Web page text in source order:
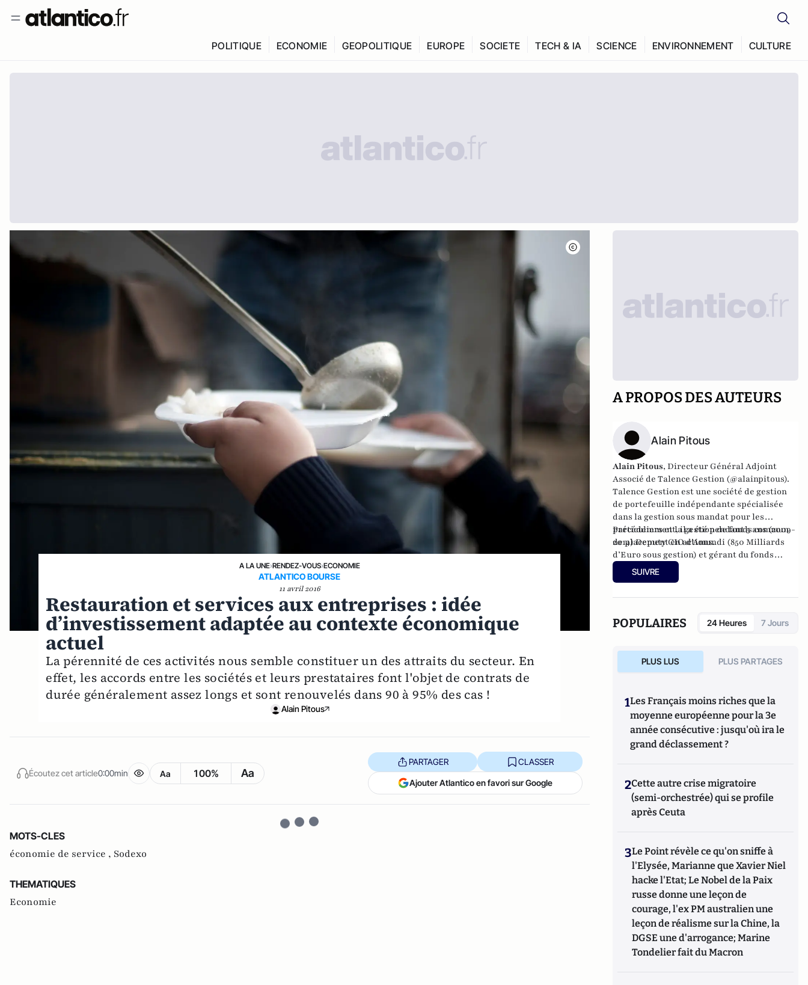
POLITIQUE ECONOMIE GEOPOLITIQUE EUROPE SOCIETE TECH & IA SCIENCE ENVIRONNEMENT CULTURE
A LA UNE›RENDEZ-VOUS›ECONOMIE
ATLANTICO BOURSE
11 avril 2016
Restauration et services aux entreprises : idée
d’investissement adaptée au contexte économique
actuel
La pérennité de ces activités nous semble constituer un des attraits du secteur. En
effet, les accords entre les sociétés et leurs prestataires font l'objet de contrats de
durée généralement assez longs et sont renouvelés dans 90 à 95% des cas !
Alain Pitous
Écoutez cet article0:00min Aa 100% Aa
PARTAGER CLASSER
Ajouter Atlantico en favori sur Google
MOTS-CLES
économie de service , Sodexo
THEMATIQUES
Economie
A PROPOS DES AUTEURS
Alain Pitous
Alain Pitous, Directeur Général Adjoint
Associé deTalence Gestion (@alainpitous).
Talence Gestion est une société de gestion
de portefeuille indépendante spécialisée
dans la gestion sous mandat pour les
particuliers et la gestion de fonds commun
de placement en actions.
Précédemment, il a été pendant 5 ans (2009-
2014) Deputy CIO d’Amundi (850 Milliards
d’Euro sous gestion) et gérant du fonds
Amundi Patrimoine de 2012 à juillet 2014.
SUIVRE
POPULAIRES 24 Heures 7 Jours
PLUS LUS PLUS PARTAGES
1Les Français moins riches que la
moyenne européenne pour la 3e
année consécutive : jusqu'où ira le
grand déclassement ?
2Cette autre crise migratoire
(semi-orchestrée) qui se profile
après Ceuta
3Le Point révèle ce qu'on sniffe à
l'Elysée, Marianne que Xavier Niel
hacke l'Etat; Le Nobel de la Paix
russe donne une leçon de
courage, l'ex PM australien une
leçon de réalisme sur la Chine, la
DGSE une d'arrogance; Marine
Tondelier fait du Macron